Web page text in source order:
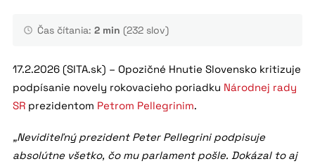
Čas čítania: 2 min (232 slov)
17.2.2026 (SITA.sk) – Opozičné Hnutie Slovensko kritizuje
podpísanie novely rokovacieho poriadku Národnej rady
SRprezidentom Petrom Pellegrinim.
„Neviditeľný prezident Peter Pellegrini podpisuje
absolútne všetko, čo mu parlament pošle. Dokázal to aj